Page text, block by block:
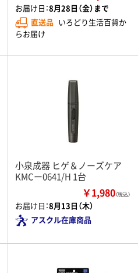
お届け日：8月28日（金）まで
直送品 いろどり生活百貨か
らお届け
小泉成器 ヒゲ＆ノーズケア
KMCー0641/H 1台
￥1,980（税込）
お届け日：8月13日（木）
アスクル在庫商品